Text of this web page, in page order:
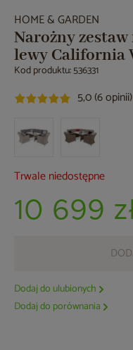
HOME & GARDEN
Narożny
lewy California
Kod produktu: 536331
5,0 (6 opinii)
Trwale niedostępne
10 699
Dodaj do ulubionych
Dodaj do porównania